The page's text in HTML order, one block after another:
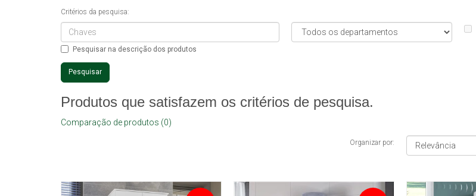
Critérios da pesquisa:
Pesquisar na descrição dos produtos
Produtos que satisfazem os critérios de pesquisa.
Comparação de produtos (0)
Organizar por: